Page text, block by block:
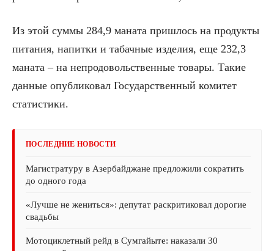
Из этой суммы 284,9 маната пришлось на продукты
питания, напитки и табачные изделия, еще 232,3
маната – на непродовольственные товары. Такие
данные опубликовал Государственный комитет
статистики.
ПОСЛЕДНИЕ НОВОСТИ
Магистратуру в Азербайджане предложили сократить
до одного года
«Лучше не жениться»: депутат раскритиковал дорогие
свадьбы
Мотоциклетный рейд в Сумгайыте: наказали 30